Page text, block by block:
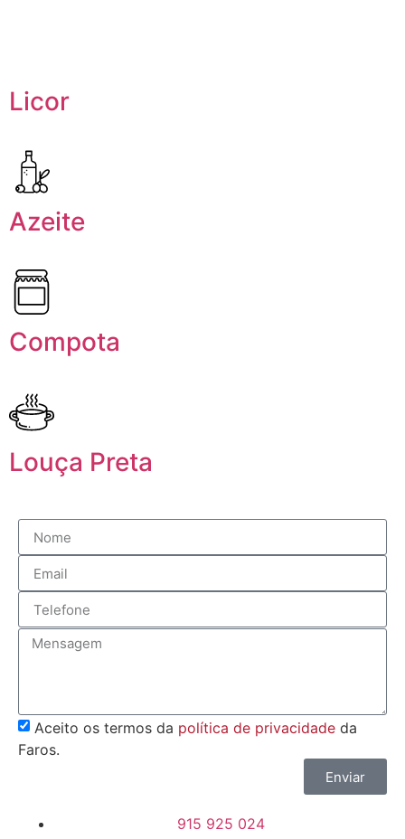
Licor
Azeite
Compota
Louça Preta
Aceito os termos da política de privacidade da
Faros.
Enviar
915 925 024